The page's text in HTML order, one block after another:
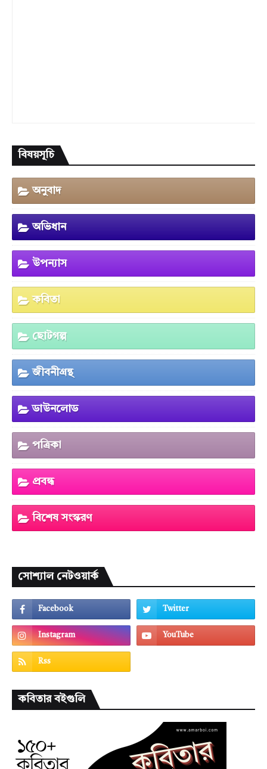
বিষয়সূচি
অনুবাদ
অভিধান
উপন্যাস
কবিতা
ছোটগল্প
জীবনীগ্রন্থ
ডাউনলোড
পত্রিকা
প্রবন্ধ
বিশেষ সংস্করণ
সোশ্যাল নেটওয়ার্ক
কবিতার বইগুলি